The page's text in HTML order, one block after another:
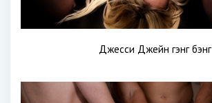
Джесси Джейн гэнг бэнг